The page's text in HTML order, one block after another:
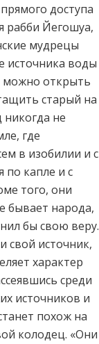
доступа
рабби Йегошуа,
мудрецы
источника воды
можно открыть
старый на
никогда не
где
в изобилии и с
по капле и с
того, они
бывает народа,
бы свою веру.
свой источник,
характер
среди
источников и
похож на
колодец. «Они